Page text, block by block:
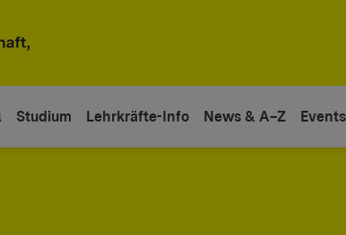
Studium Lehrkräfte-Info News & A–Z Events